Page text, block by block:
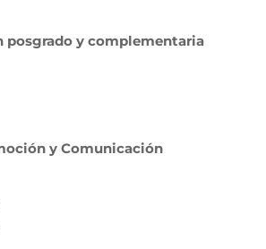
posgrado y complementaria
y Comunicación